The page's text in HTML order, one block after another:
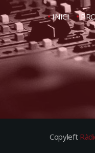
INICI
Copyleft